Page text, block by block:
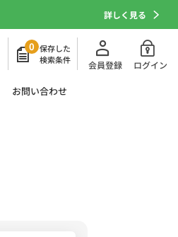
詳しく見る
0 保存した
検索条件
会員登録 ログイン
お問い合わせ